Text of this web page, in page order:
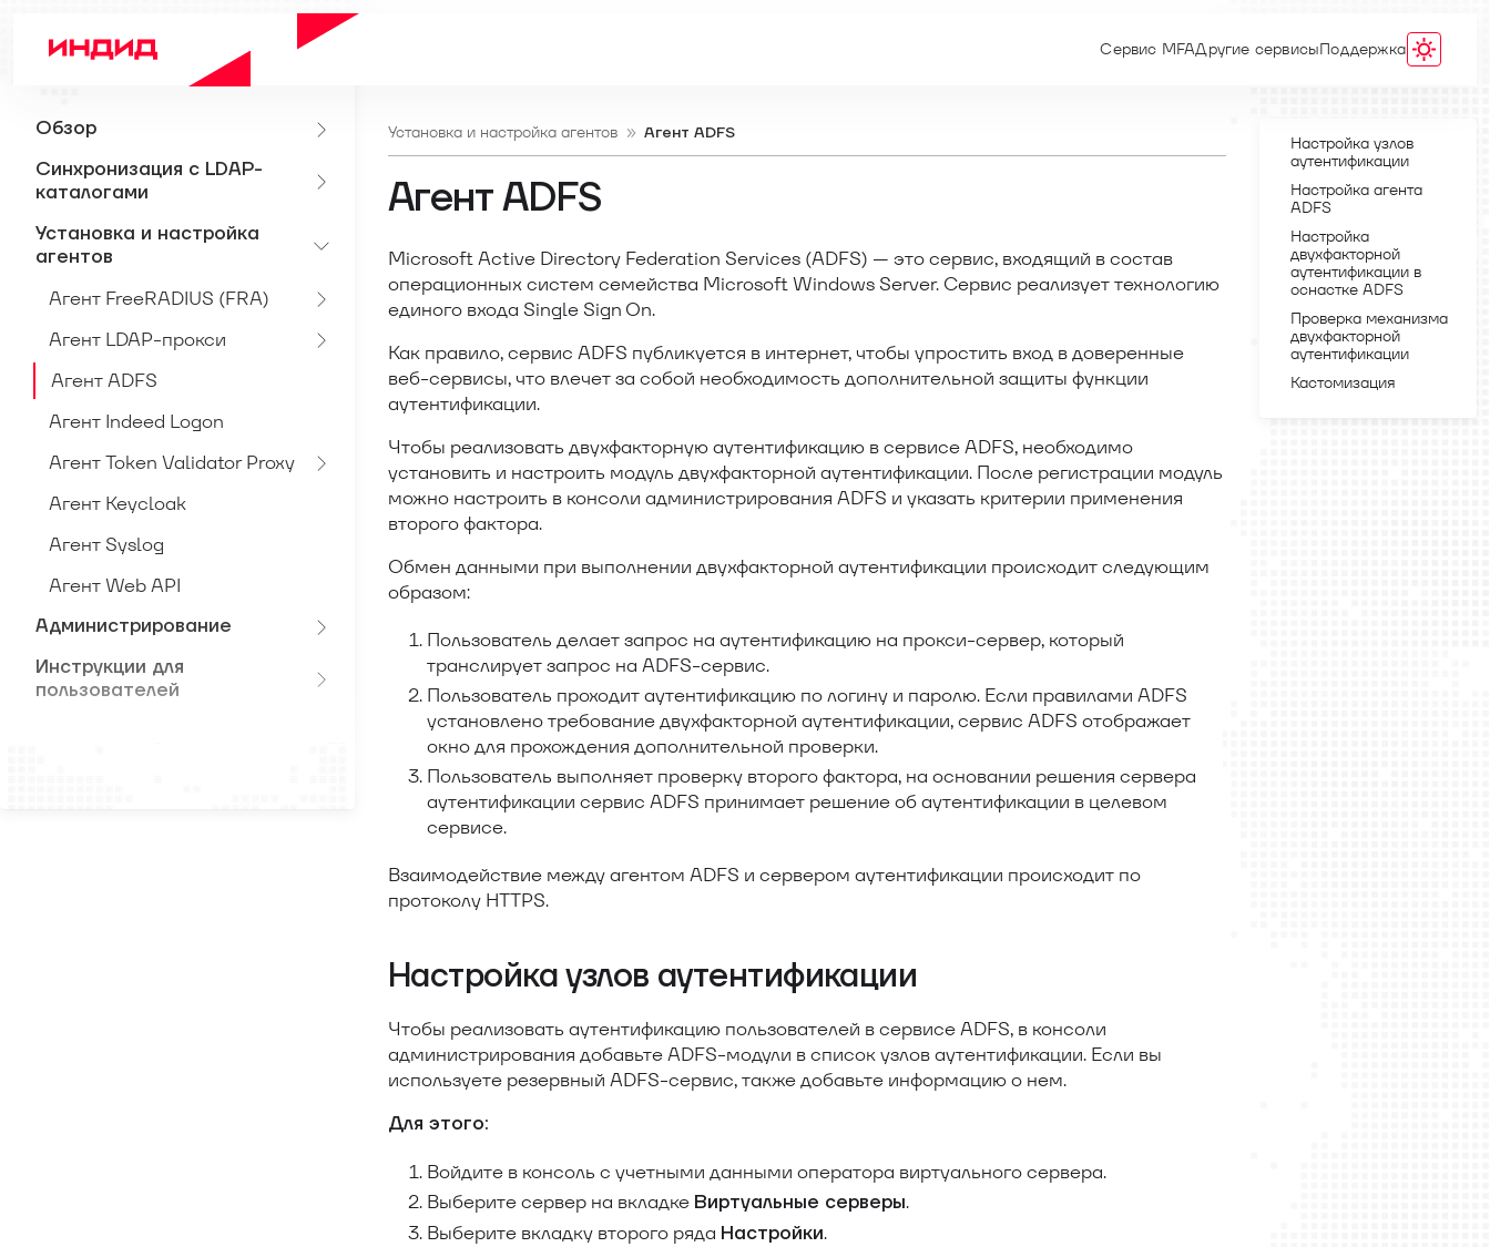
Сервис MFAДругие сервисыПоддержка
Обзор
Синхронизация с LDAP-
каталогами
Установка и настройка
агентов
Агент FreeRADIUS (FRA)
Агент LDAP-прокси
Агент ADFS
Агент Indeed Logon
Агент Token Validator Proxy
Агент Keycloak
Агент Syslog
Агент Web API
Администрирование
Инструкции для
пользователей
Установка и настройка агентов Агент ADFS
Агент ADFS
Microsoft Active Directory Federation Services (ADFS) — это сервис, входящий в состав
операционных систем семейства Microsoft Windows Server. Сервис реализует технологию
единого входа Single Sign On.
Как правило, сервис ADFS публикуется в интернет, чтобы упростить вход в доверенные
веб-сервисы, что влечет за собой необходимость дополнительной защиты функции
аутентификации.
Чтобы реализовать двухфакторную аутентификацию в сервисе ADFS, необходимо
установить и настроить модуль двухфакторной аутентификации. После регистрации модуль
можно настроить в консоли администрирования ADFS и указать критерии применения
второго фактора.
Обмен данными при выполнении двухфакторной аутентификации происходит следующим
образом:
Пользователь делает запрос на аутентификацию на прокси-сервер, который
транслирует запрос на ADFS-сервис.
Пользователь проходит аутентификацию по логину и паролю. Если правилами ADFS
установлено требование двухфакторной аутентификации, сервис ADFS отображает
окно для прохождения дополнительной проверки.
Пользователь выполняет проверку второго фактора, на основании решения сервера
аутентификации сервис ADFS принимает решение об аутентификации в целевом
сервисе.
Взаимодействие между агентом ADFS и сервером аутентификации происходит по
протоколу HTTPS.
Настройка узлов аутентификации
Чтобы реализовать аутентификацию пользователей в сервисе ADFS, в консоли
администрирования добавьте ADFS-модули в список узлов аутентификации. Если вы
используете резервный ADFS-сервис, также добавьте информацию о нем.
Для этого:
Войдите в консоль с учетными данными оператора виртуального сервера.
Выберите сервер на вкладке Виртуальные серверы.
Выберите вкладку второго ряда Настройки.
Настройка узлов
аутентификации
Настройка агента
ADFS
Настройка
двухфакторной
аутентификации в
оснастке ADFS
Проверка механизма
двухфакторной
аутентификации
Кастомизация